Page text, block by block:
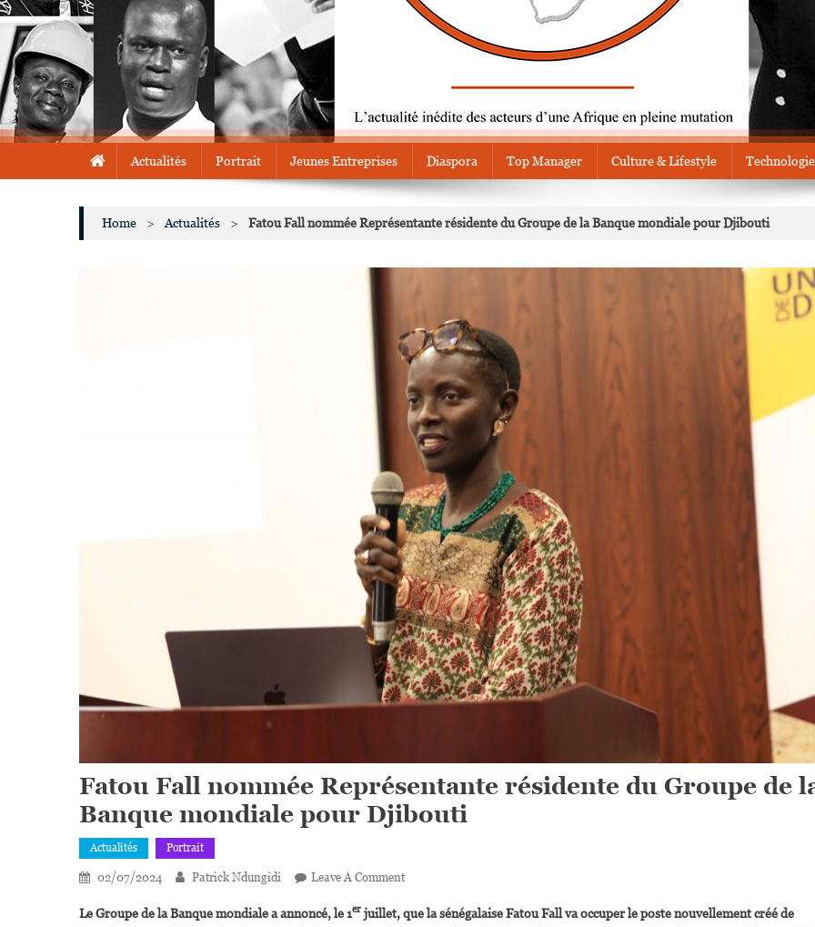
Actualités Portrait Jeunes Entreprises Diaspora Top Manager Culture & Lifestyle
Home > Actualités > Fatou Fall nommée Représentante résidente du Groupe de la Banque mondiale pour Djibouti
Fatou Fall nommée Représentante résidente du Groupe de
Banque mondiale pour Djibouti
Actualités Portrait
02/07/2024 Patrick Ndungidi Leave A CommentOn
Fall
Le Groupe de la Banque mondiale a annoncé, le 1er juillet, que la sénégalaise Fatou Fall va occuper le poste nouvellement créé de